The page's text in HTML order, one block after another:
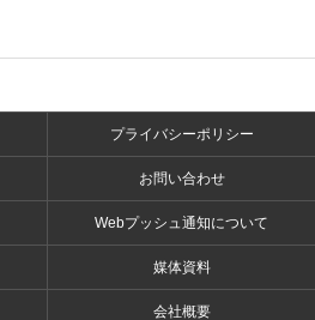
プライバシーポリシー
お問い合わせ
Webプッシュ通知について
媒体資料
会社概要